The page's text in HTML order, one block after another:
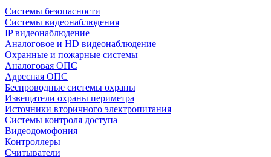
Системы безопасности
Системы видеонаблюдения
IP видеонаблюдение
Аналоговое и HD видеонаблюдение
Охранные и пожарные системы
Аналоговая ОПС
Адресная ОПС
Беспроводные системы охраны
Извещатели охраны периметра
Источники вторичного электропитания
Системы контроля доступа
Видеодомофония
Контроллеры
Считыватели